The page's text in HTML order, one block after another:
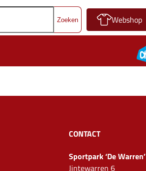
Webshop
CONTACT
Sportpark ‘De Warren’
Jintewarren 6